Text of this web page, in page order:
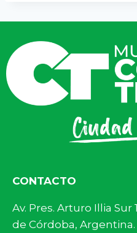
CONTACTO
Av. Pres. Arturo
de Córdoba, Argentina.